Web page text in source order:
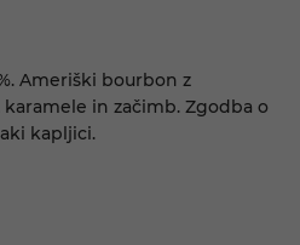
Ameriški bourbon z
in začimb. Zgodba o
kapljici.